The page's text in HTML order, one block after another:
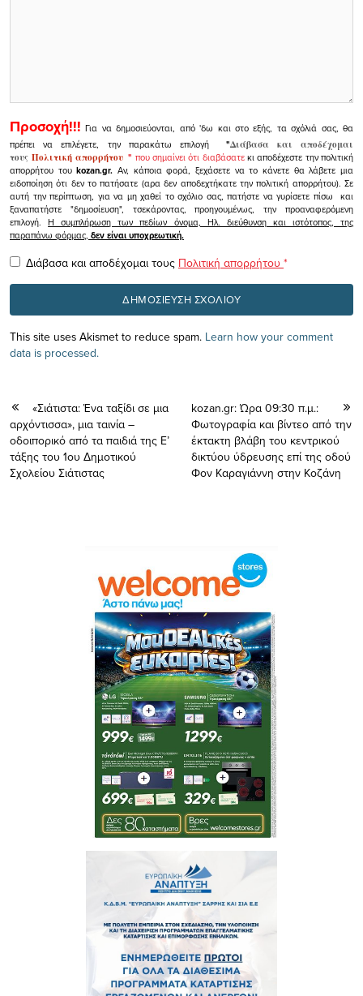
Προσοχή!!! Για να δημοσιεύονται, από 'δω και στο εξής, τα σχόλιά σας, θα
πρέπει να επιλέγετε, την παρακάτω επιλογή
"Διάβασα και αποδέχομαι
τουςΠολιτική απορρήτου" που σημαίνει ότι διαβάσατεκι αποδέχεστε την πολιτική
απορρήτου τουkozan.gr. Αν, κάποια φορά, ξεχάσετε να το κάνετε θα λάβετε μια
ειδοποίηση ότι δεν το πατήσατε (αρα δεν αποδεχτήκατε την πολιτική απορρήτου). Σε
αυτή την περίπτωση, για να μη χαθεί το σχόλιο σας, πατήστε να γυρίσετε πίσω και
ξαναπατήστε "δημοσίευση", τσεκάροντας, προηγουμένως, την προαναφερόμενη
επιλογή.Η συμπλήρωση των πεδίων όνομα, Ηλ. διεύθυνση και ιστότοπος, της
παραπάνω φόρμας, δεν είναι υποχρεωτική.
Διάβασα και αποδέχομαι τους Πολιτική απορρήτου *
This site uses Akismet to reduce spam. Learn how your comment
data is processed.
«Σιάτιστα: Ένα ταξίδι σε μια
αρχόντισσα», μια ταινία –
οδοιπορικό από τα παιδιά της Ε’
τάξης του 1ου Δημοτικού
Σχολείου Σιάτιστας
kozan.gr: Ώρα 09:30 π.μ.:
Φωτογραφία και βίντεο από την
έκτακτη βλάβη του κεντρικού
δικτύου ύδρευσης επί της οδού
Φον Καραγιάννη στην Κοζάνη